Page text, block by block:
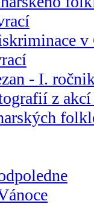
- I.
z akcí